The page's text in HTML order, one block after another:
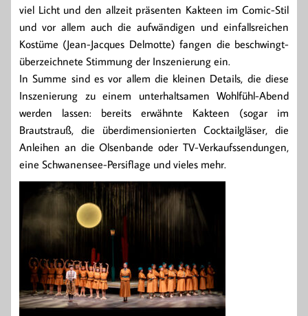
viel Licht und den allzeit präsenten Kakteen im Comic-Stil
und vor allem auch die aufwändigen und einfallsreichen
Kostüme (Jean-Jacques Delmotte) fangen die beschwingt-
überzeichnete Stimmung der Inszenierung ein.
In Summe sind es vor allem die kleinen Details, die diese
Inszenierung zu einem unterhaltsamen Wohlfühl-Abend
werden lassen: bereits erwähnte Kakteen (sogar im
Brautstrauß, die überdimensionierten Cocktailgläser, die
Anleihen an die Olsenbande oder TV-Verkaufssendungen,
eine Schwanensee-Persiflage und vieles mehr.